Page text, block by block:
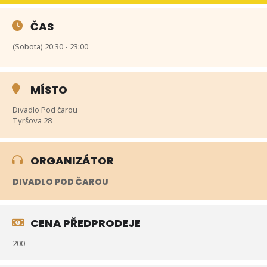
ČAS
(Sobota) 20:30 - 23:00
MÍSTO
Divadlo Pod čarou
Tyršova 28
ORGANIZÁTOR
DIVADLO POD ČAROU
CENA PŘEDPRODEJE
200